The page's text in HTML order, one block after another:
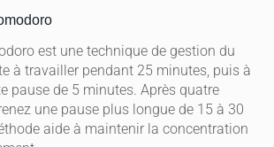
est une technique de gestion du
à travailler pendant 25 minutes, puis à
pause de 5 minutes. Après quatre
une pause plus longue de 15 à 30
aide à maintenir la concentration